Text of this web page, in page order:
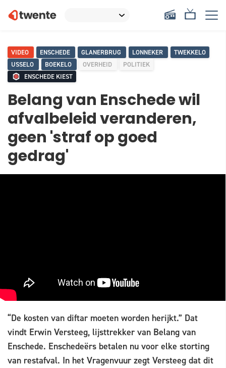
VIDEO ENSCHEDE GLANERBRUG LONNEKER
TWEKKELO
USSELO
BOEKELO OVERHEID
POLITIEK
ENSCHEDE KIEST
Belang van Enschede wil
afvalbeleid veranderen,
geen 'straf op goed
gedrag'
“De kosten van diftar moeten worden herijkt.” Dat
vindt Erwin Versteeg, lijsttrekker van Belang van
Enschede. Enschedeërs betalen nu voor elke storting
van restafval. In het Vragenvuur zegt Versteeg dat dit